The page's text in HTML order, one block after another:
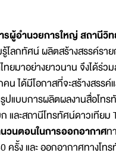
อำนวยการใหญ่ สถานีวิ
ลกทัศน์ ผลิตสร้างสรรค์ราย
ทยมาอย่างยาวนาน จึงได้ร่
น ได้มีโอกาสที่จะสร้างสรร
ปแบบการผลิตผลงานสื่อโทร
ละสถานีโทรทัศน์ดาวเทียม
วนตอนในการออกอากาศท
ง และ ออกอากาศทางโทร